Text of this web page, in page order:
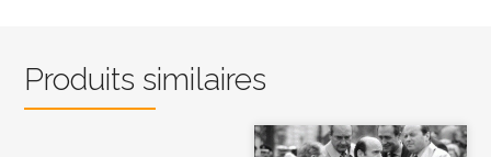
Produits similaires